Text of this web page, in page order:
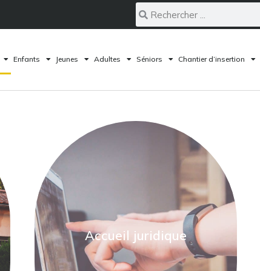
Enfants Jeunes Adultes Séniors Chantier d’insertion
Accueil juridique
En savoir plus